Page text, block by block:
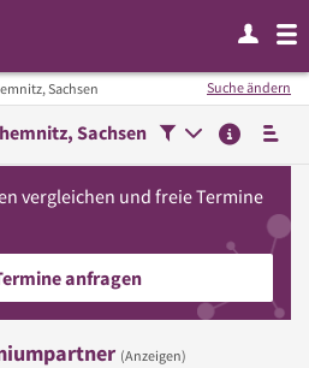
Sachsen
Sachsen
Suche ändern
vergleichen und freie Termine
anfragen
(Anzeigen)